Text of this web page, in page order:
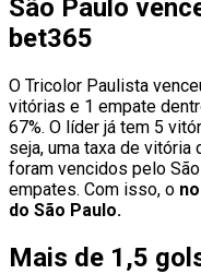
São Paulo
bet365
O Tricolor Paulista
vitórias e 1 empate
67%. O líder já tem 5
seja, uma taxa de vitória
foram vencidos pelo
empates. Com isso, o
do São Paulo.
Mais de 1,5